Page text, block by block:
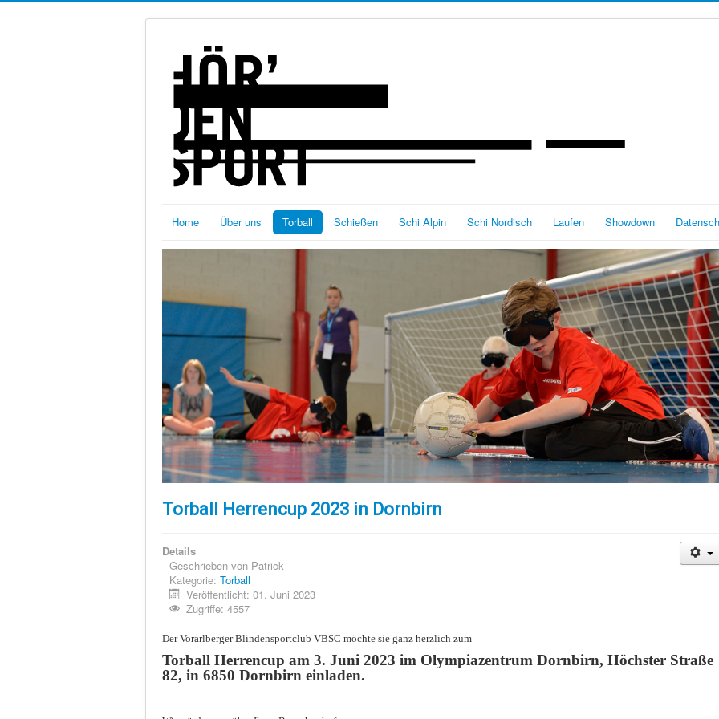
Home Über uns Torball Schießen Schi Alpin Schi Nordisch Laufen Showdown
Torball Herrencup 2023 in Dornbirn
Details
Geschrieben von Patrick
Kategorie: Torball
Veröffentlicht: 01. Juni 2023
Zugriffe: 4557
Der Vorarlberger Blindensportclub VBSC möchte sie ganz herzlich zum
Torball Herrencup am 3. Juni 2023 im Olympiazentrum Dornbirn, Höchster Straße
82, in 6850 Dornbirn einladen.